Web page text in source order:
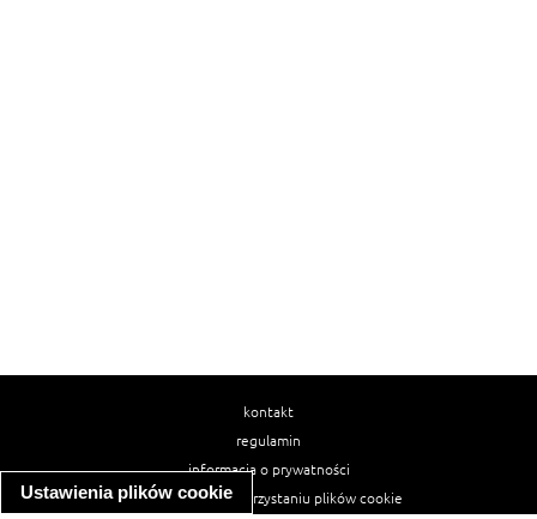
Ustawienia plików cookie
kontakt
regulamin
informacja o prywatności
informacja o wykorzystaniu plików cookie